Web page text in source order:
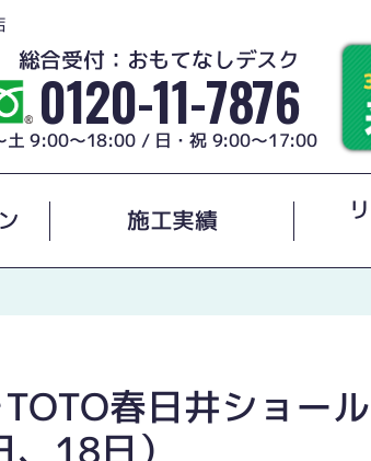
総合受付：おもてなしデスク
0120-11-7876
土 9:00～18:00 / 日・祝 9:00～17:00
施工実績
春日井ショー
18日）